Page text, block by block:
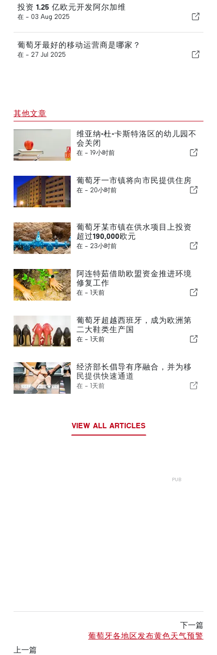
投资 1.25 亿欧元开发阿尔加维
在 - 03 Aug 2025
葡萄牙最好的移动运营商是哪家？
在 - 27 Jul 2025
其他文章
维亚纳-杜-卡斯特洛区的幼儿园不
会关闭
在 - 19小时前
葡萄牙一市镇将向市民提供住房
在 - 20小时前
葡萄牙某市镇在供水项目上投资
超过190,000欧元
在 - 23小时前
阿连特茹借助欧盟资金推进环境
修复工作
在 - 1天前
葡萄牙超越西班牙，成为欧洲第
二大鞋类生产国
在 - 1天前
经济部长倡导有序融合，并为移
民提供快速通道
在 - 1天前
VIEW ALL ARTICLES
下一篇
葡萄牙各地区发布黄色天气预警
上一篇